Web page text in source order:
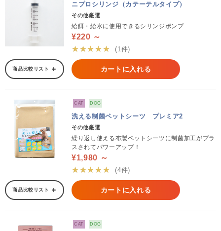
ニプロシリンジ（カテーテルタイプ）
その他厳選
給餌・給水に使用できるシリンジポンプ
¥220 ～
★★★★★
(1件)
商品比較リスト カートに入れる
CAT DOG
洗える制菌ペットシーツ プレミア2
その他厳選
繰り返し使える布製ペットシーツに制菌加工がプラ
スされてパワーアップ！
¥1,980 ～
★★★★★
(4件)
商品比較リスト カートに入れる
CAT DOG